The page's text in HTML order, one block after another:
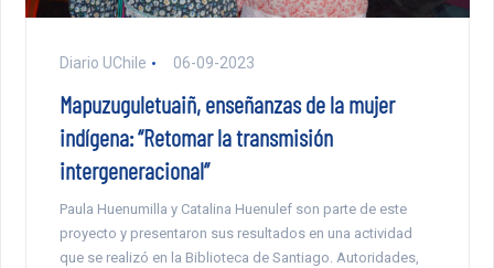
Diario UChile 06-09-2023
Mapuzuguletuaiñ, enseñanzas de la mujer
indígena: “Retomar la transmisión
intergeneracional”
Paula Huenumilla y Catalina Huenulef son parte de este
proyecto y presentaron sus resultados en una actividad
que se realizó en la Biblioteca de Santiago. Autoridades,